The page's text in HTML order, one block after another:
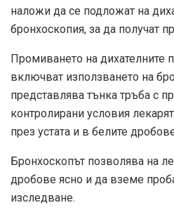
наложи да се подложат на
бронхоскопия, за да получат
Промиването на дихателните
включват използването на
представлява тънка тръба с
контролирани условия
през устата и в белите
Бронхоскопът позволява на
дробове ясно и да вземе
изследване.